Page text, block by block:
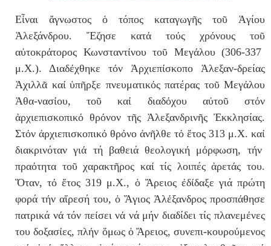
Εἶναι ἄγνωστος ὁ τόπος καταγωγῆς τοῦ Ἁγίου
Ἀλεξάνδρου. Ἔζησε κατά τούς χρόνους τοῦ
αὐτοκράτορος Κωνσταντίνου τοῦ Μεγάλου (306-337
μ.Χ.). Διαδέχθηκε τόν Ἀρχιεπίσκοπο Ἀλεξαν-δρείας
Ἀχιλλᾶ καί ὑπῆρξε πνευματικός πατέρας τοῦΜεγάλου
Ἀθα-νασίου, τοῦ καί διαδόχου αὐτοῦστόν
ἀρχιεπισκοπικό θρόνον τῆς Ἀλεξανδρινῆς Ἐκκλησίας.
Στόν ἀρχιεπισκοπικό θρόνο ἀνῆλθε τό ἔτος 313 μ.Χ. καί
διακρινόταν γιά τή βαθειά θεολογική μόρφωση, τήν
πραότητα τοῦχαρακτῆρος καί τίς λοιπέςἀρετάς του.
Ὅταν, τό ἔτος 319 μ.Χ., ὁ Ἄρειος ἐδίδαξε γιά πρώτη
φορά τήν αἵρεσή του, ὁ Ἅγιος Ἀλέξανδρος προσπάθησε
πατρικά νάτόν πείσει νά νά μήν διαδίδει τίς πλανεμένες
του δοξασίες, πλήν ὅμως ὁ Ἄρειος, συνεπι-κουρούμενος